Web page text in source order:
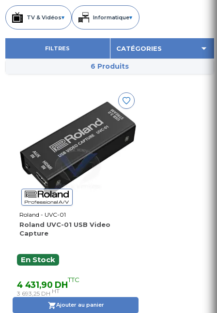
TV & Vidéos▾ Informatique▾
FILTRES
6 Produits
Roland - UVC-01
Roland UVC-01 USB Video
Capture
En Stock
4 431,90 DHTTC
3 693,25 DH HT
Ajouter au panier